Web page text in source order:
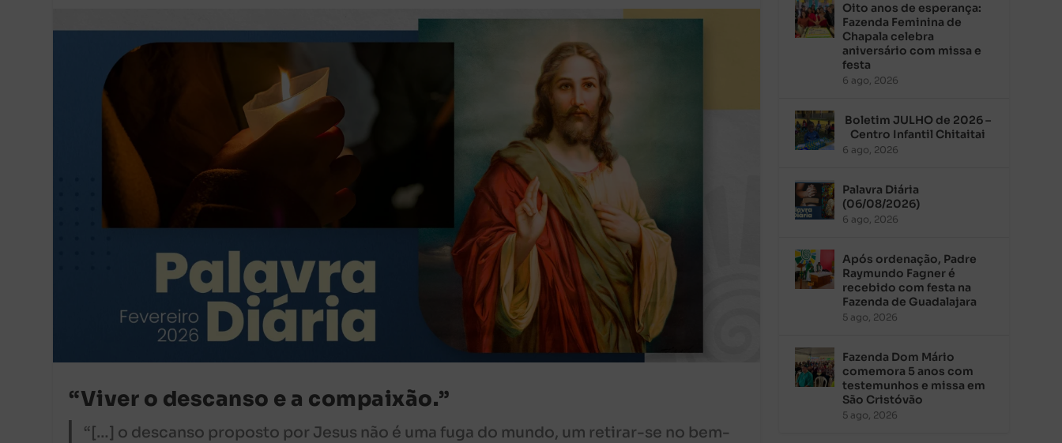
“Viver o descanso e a compaixão.”
“[…] o descanso proposto por Jesus não é uma fuga do mundo, um retirar-se no bem-
Oito anos de esperança:
Fazenda Feminina de
Chapala celebra
aniversário com missa e
festa
6 ago, 2026
Boletim JULHO de 2026 –
Centro Infantil Chitaitai
6 ago, 2026
Palavra Diária
(06/08/2026)
6 ago, 2026
Após ordenação, Padre
Raymundo Fagner é
recebido com festa na
Fazenda de Guadalajara
5 ago, 2026
Fazenda Dom Mário
comemora 5 anos com
testemunhos e missa em
São Cristóvão
5 ago, 2026